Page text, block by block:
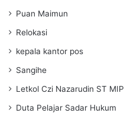
Puan Maimun
Relokasi
kepala kantor pos
Sangihe
Letkol Czi Nazarudin ST MIP
Duta Pelajar Sadar Hukum